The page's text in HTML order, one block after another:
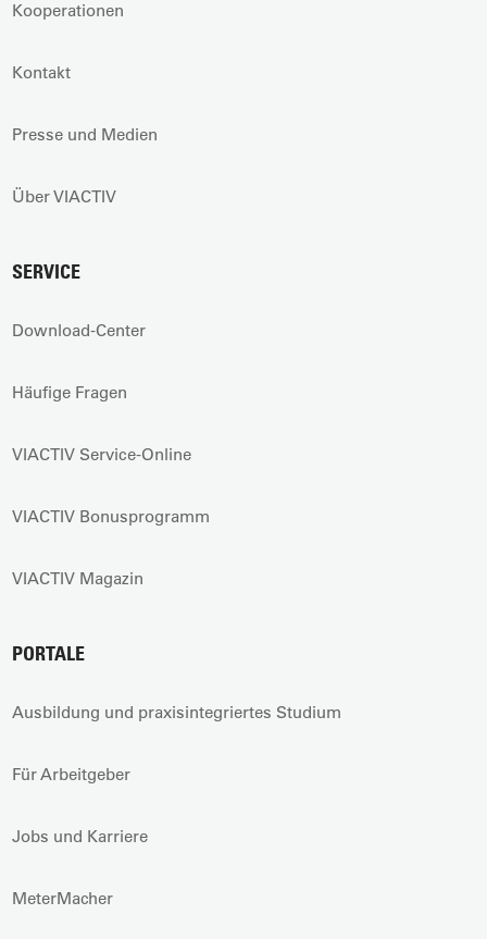
Kooperationen
Kontakt
Presse und Medien
Über VIACTIV
SERVICE
Download-Center
Häufige Fragen
VIACTIV Service-Online
VIACTIV Bonusprogramm
VIACTIV Magazin
PORTALE
Ausbildung und praxisintegriertes Studium
Für Arbeitgeber
Jobs und Karriere
MeterMacher